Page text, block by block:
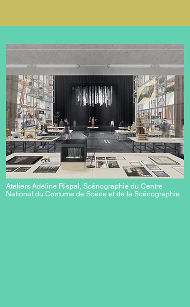
Ateliers Adeline Rispal, Scénographie du Centre
National du Costume de Scène et de la Scénographie